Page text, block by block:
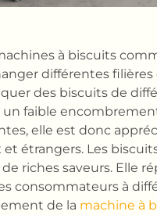
à biscuits
différentes
des biscuits de
un faible
elle est donc
étrangers. Les
riches saveurs. Elle
consommateurs à
de la machine à